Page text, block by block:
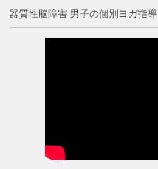
器質性脳障害 男子の個別ヨガ指導